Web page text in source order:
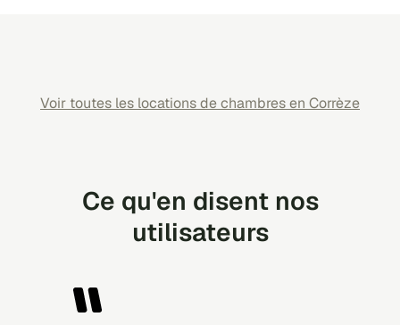
Voir toutes les locations de chambres en Corrèze
Ce qu'en disent nos
utilisateurs